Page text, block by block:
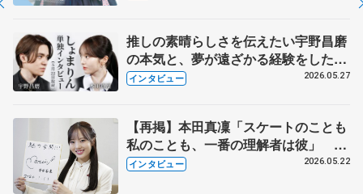
推しの素晴らしさを伝えたい宇野昌磨
の本気と、夢が遠ざかる経験をした本
田真凜の覚悟
インタビュー 2026.05.27
【再掲】本田真凜「スケートのことも
私のことも、一番の理解者は彼」 引
退時の単独インタビューで語った競技
インタビュー 2026.05.22